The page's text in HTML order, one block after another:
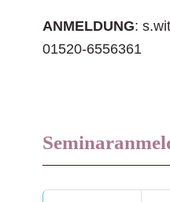
ANMELDUNG:
01520-6556361